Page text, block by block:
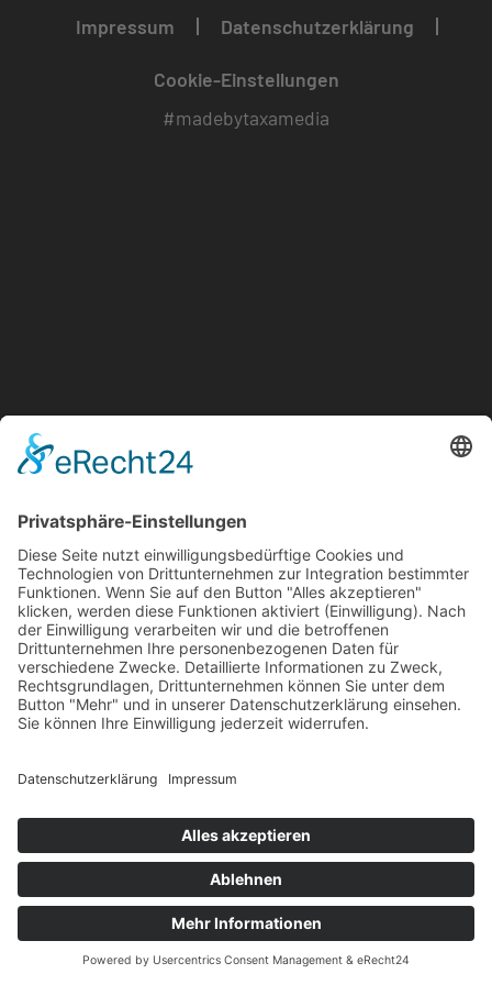
Impressum Datenschutzerklärung
Cookie-Einstellungen
#madebytaxamedia